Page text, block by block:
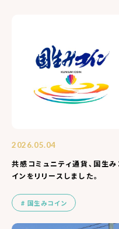
2026.05.04
共感コミュニティ通貨、国生み
インをリリースしました。
国生みコイン